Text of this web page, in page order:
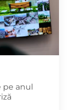
pe anul